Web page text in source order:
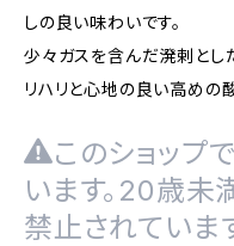
しの良い味わいです。
少々ガスを含んだ溌剌とし
リハリと心地の良い高めの
このショップ
います。20歳
禁止されていま